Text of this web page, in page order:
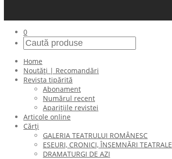
0
Home
Noutăți | Recomandări
Revista tipărită
Abonament
Numărul recent
Aparițiile revistei
Articole online
Cărți
GALERIA TEATRULUI ROMÂNESC
ESEURI, CRONICI, ÎNSEMNĂRI TEATRALE
DRAMATURGI DE AZI